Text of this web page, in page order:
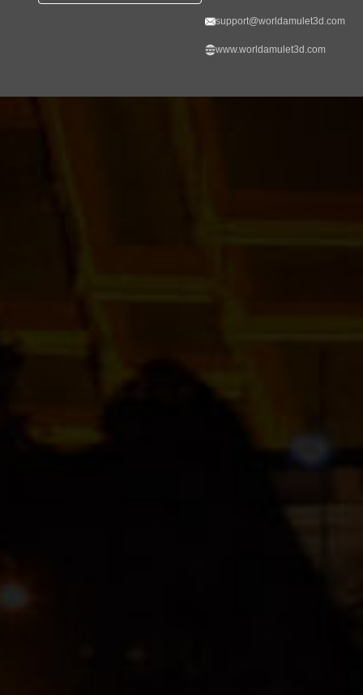
support@worldamulet3d.com
www.worldamulet3d.com